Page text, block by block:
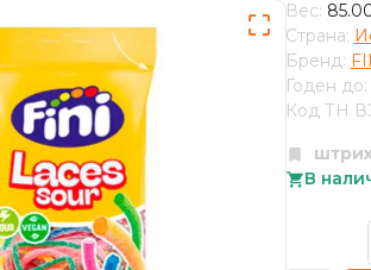
Вес:
Страна:
Бренд:
Годен до:
Код ТН
В